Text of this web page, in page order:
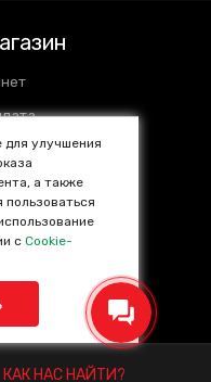
права защищены.
КАК НАС НАЙТИ?
улучшения
а также
сCookie-